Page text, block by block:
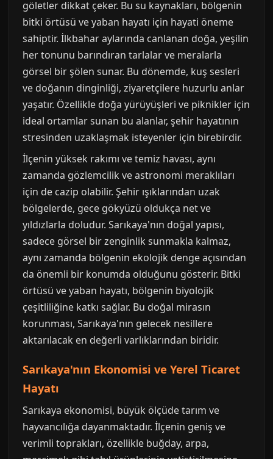
göletler dikkat çeker. Bu su kaynakları, bölgenin
bitki örtüsü ve yaban hayatı için hayati öneme
sahiptir. İlkbahar aylarında canlanan doğa, yeşilin
her tonunu barındıran tarlalar ve meralarla
görsel bir şölen sunar. Bu dönemde, kuş sesleri
ve doğanın dinginliği, ziyaretçilere huzurlu anlar
yaşatır. Özellikle doğa yürüyüşleri ve piknikler için
ideal ortamlar sunan bu alanlar, şehir hayatının
stresinden uzaklaşmak isteyenler için birebirdir.
İlçenin yüksek rakımı ve temiz havası, aynı
zamanda gözlemcilik ve astronomi meraklıları
için de cazip olabilir. Şehir ışıklarından uzak
bölgelerde, gece gökyüzü oldukça net ve
yıldızlarla doludur. Sarıkaya'nın doğal yapısı,
sadece görsel bir zenginlik sunmakla kalmaz,
aynı zamanda bölgenin ekolojik denge açısından
da önemli bir konumda olduğunu gösterir. Bitki
örtüsü ve yaban hayatı, bölgenin biyolojik
çeşitliliğine katkı sağlar. Bu doğal mirasın
korunması, Sarıkaya'nın gelecek nesillere
aktarılacak en değerli varlıklarından biridir.
Sarıkaya'nın Ekonomisi ve Yerel Ticaret
Hayatı
Sarıkaya ekonomisi, büyük ölçüde tarım ve
hayvancılığa dayanmaktadır. İlçenin geniş ve
verimli toprakları, özellikle buğday, arpa,